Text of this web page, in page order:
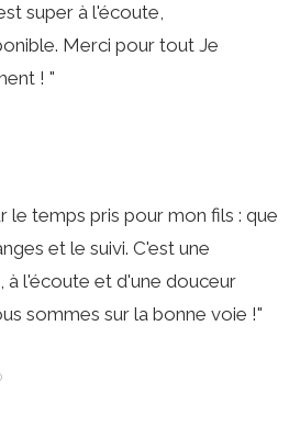
super à l'écoute,
Merci pour tout Je
! "
le temps pris pour mon fils : que
et le suivi. C'est une
à l'écoute et d'une douceur
sommes sur la bonne voie !"